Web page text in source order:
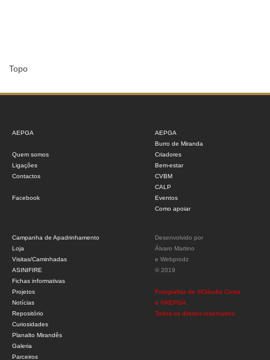
Topo
AEPGA
Quem somos
Ligações
Contactos
Facebook
AEPGA
Burro de Miranda
Criadores
Bem-estar
CVBM
CALP
Eventos
Como apoiar
Campanha de Apadrinhamento
Loja
Visitas/Caminhadas
ASINIFIRE
Fichas informativas
Projetos
Notícias
Repositório
Curiosidades
Planalto Mirandês
Galeria
Parceiros
Desenvolvido por
Álvaro Martino
e Webprodz
© 2019
Fotografias de ©Cláudia Costa
e ©AEPGA.
Todos os direitos reservados.